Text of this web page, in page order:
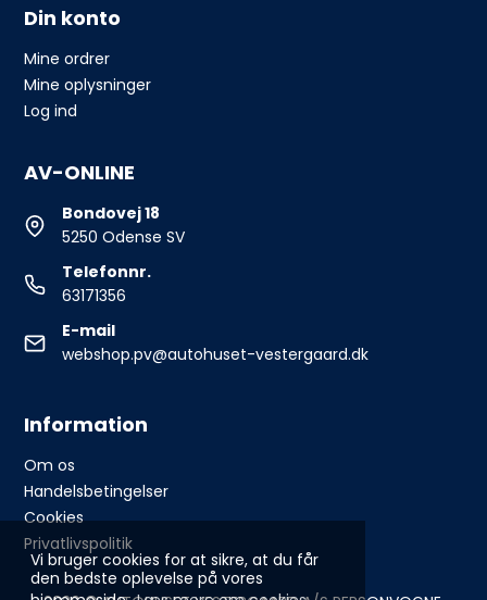
Vi bruger cookies for at sikre, at du får
den bedste oplevelse på vores
Din konto
Mine ordrer
Mine oplysninger
Log ind
AV-ONLINE
Bondovej 18
5250 Odense SV
Telefonnr.
63171356
E-mail
webshop.pv@autohuset-vestergaard.dk
Information
Om os
Handelsbetingelser
Cookies
Privatlivspolitik